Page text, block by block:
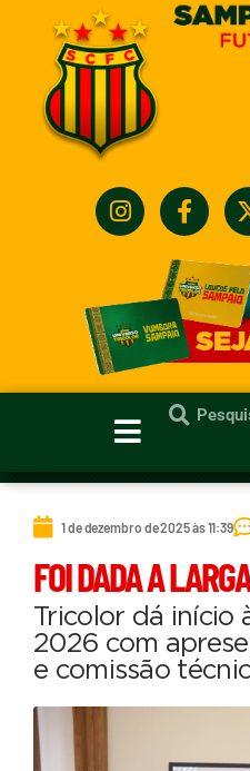
1 de dezembro de 2025 às 11:39
FOI DADA A
Tricolor dá início
2026 com
e comissão